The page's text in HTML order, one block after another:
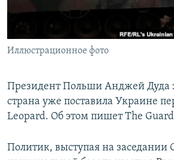
ПОБЕДИТЕЛЕЙ НЕ СУДЯТ?
ELIFBE
ПРИСОЕДИНЯЙТЕСЬ!
Все сайты RFE/RL
Иллюстрационное фото
Президент Польши Анджей Дуда
страна уже поставила Украине
Leopard. Об этом пишет The
Политик, выступая на заседании